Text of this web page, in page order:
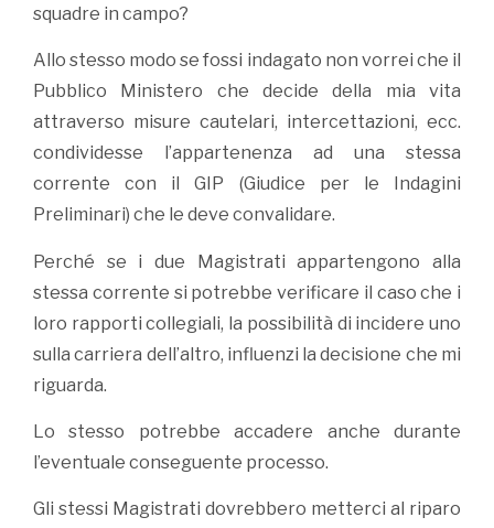
squadre in campo?
Allo stesso modo se fossi indagato non vorrei che il
Pubblico Ministero che decide della mia vita
attraverso misure cautelari, intercettazioni, ecc.
condividesse l’appartenenza ad una stessa
corrente con il GIP (Giudice per le Indagini
Preliminari) che le deve convalidare.
Perché se i due Magistrati appartengono alla
stessa corrente si potrebbe verificare il caso che i
loro rapporti collegiali, la possibilità di incidere uno
sulla carriera dell’altro, influenzi la decisione che mi
riguarda.
Lo stesso potrebbe accadere anche durante
l’eventuale conseguente processo.
Gli stessi Magistrati dovrebbero metterci al riparo